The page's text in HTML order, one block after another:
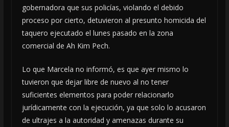
gobernadora que sus policías, violando el debido
proceso por cierto, detuvieron al presunto homicida del
taquero ejecutado el lunes pasado en la zona
comercial de Ah Kim Pech.
Lo que Marcela no informó, es que ayer mismo lo
tuvieron que dejar libre de nuevo al no tener
suficientes elementos para poder relacionarlo
jurídicamente con la ejecución, ya que solo lo acusaron
de ultrajes a la autoridad y amenazas durante su